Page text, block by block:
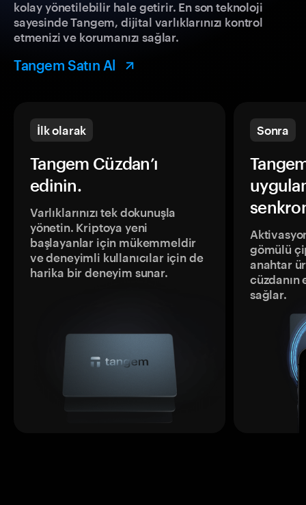
kolay yönetilebilir hale getirir. En son teknoloji
sayesinde Tangem, dijital varlıklarınızı kontrol
etmenizi ve korumanızı sağlar.
Tangem Satın Al
İlk olarak
Tangem Cüzdan’ı
edinin.
Varlıklarınızı tek dokunuşla
yönetin. Kriptoya yeni
başlayanlar için mükemmeldir
ve deneyimli kullanıcılar için de
harika bir deneyim sunar.
Sonra
gömülü
anahtar
sağlar.